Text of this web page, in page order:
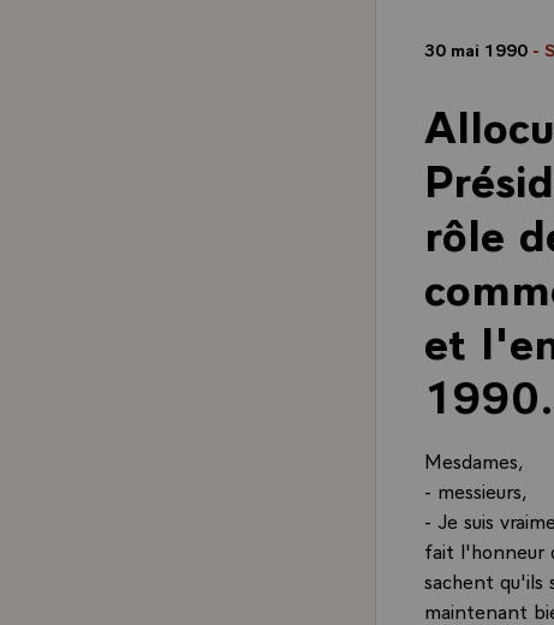
30 mai 1990 -
rôle
et
1990.
Mesdames,
- messieurs,
- Je suis
fait l'honneur
sachent qu'ils
maintenant